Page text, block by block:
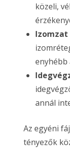
közeli,
Izomzat
enyhébb
annál
Az egyéni
tényezők